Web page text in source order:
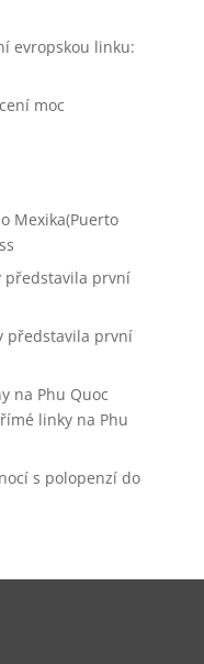
evropskou linku:
moc
Mexika(Puerto
představila první
představila první
na Phu Quoc
linky na Phu
s polopenzí do